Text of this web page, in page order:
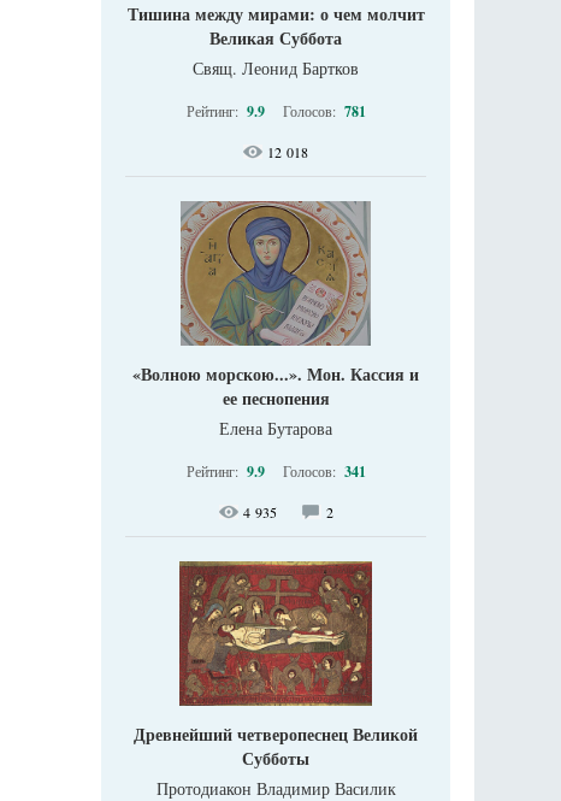
Тишина между мирами: о чем молчит
Великая Суббота
Свящ. Леонид Бартков
Рейтинг: 9.9 Голосов: 781
12 018
«Волною морскою...». Мон. Кассия и
ее песнопения
Елена Бутарова
Рейтинг: 9.9 Голосов: 341
4 935 2
Древнейший четверопеснец Великой
Субботы
Протодиакон Владимир Василик